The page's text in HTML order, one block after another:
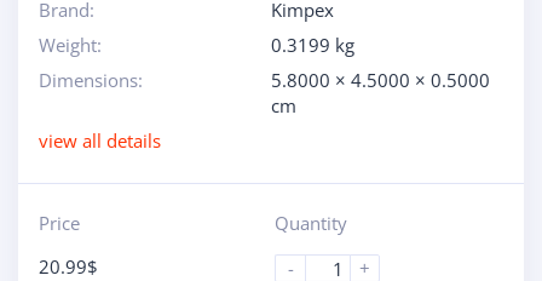
Brand:
Kimpex
Weight:
0.3199 kg
Dimensions:
5.8000 × 4.5000 × 0.5000
cm
view all details
Price
20.99$
Quantity
-
+